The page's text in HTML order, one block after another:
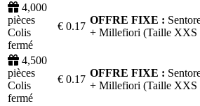
4,000
pièces
Colis
fermé
€ 0.17
OFFRE FIXE :
+ Millefiori (Taille XXS
4,500
pièces
Colis
fermé
€ 0.17
OFFRE FIXE :
+ Millefiori (Taille XXS